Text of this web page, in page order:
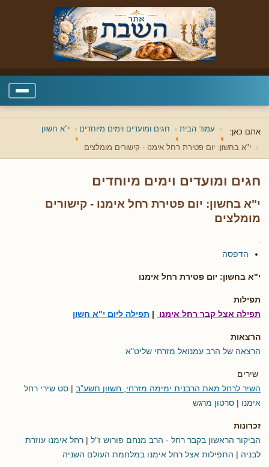
אתם כאן: עמוד הבית חגים ומועדים וימים מיוחדים י"א חשוון
י"א בחשון: יום פטירת רחל אימנו - קישורים מומלצים
חגים ומועדים וימים מיוחדים
י"א בחשון: יום פטירת רחל אימנו - קישורים
מומלצים
הדפסה
י"א בחשון: יום פטירת רחל אימנו
תפילות
תפילה אצל קבר רחל אימנו
| תפילה ליום י"א חשון
הרצאות
הרצאה של הרב עמנואל מזרחי שליט"א
שירים
השיר לרחל מאת הרבנית ימימה מזרחי, חשוון תשע”ב | סט שירי רחל
אימנו | סרטון מרגש
זכרונות
הביקור הראשון בקבר רחל - הרב מנחם פורוש ז"ל | רחל אימנו עוזרת
לבניה | התפילות אצל רחל אימנו במלחמת העולם השניה